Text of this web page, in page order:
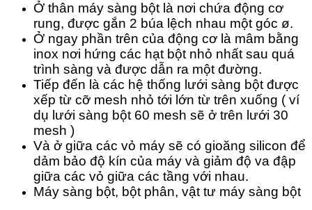
Ở thân máy sàng bột là nơi chứa động cơ
rung, được gắn 2 búa lệch nhau một góc ø.
Ở ngay phần trên của động cơ là mâm bằng
inox nơi hứng các hạt bột nhỏ nhất sau quá
trình sàng và được dẫn ra một đường.
Tiếp đến là các hệ thống lưới sàng bột được
xếp từ cỡ mesh nhỏ tới lớn từ trên xuống ( ví
dụ lưới sàng bột 60 mesh sẽ ở trên lưới 30
mesh )
Và ở giữa các vỏ máy sẽ có gioăng silicon để
dảm bảo độ kín của máy và giảm độ va đập
giữa các vỏ giữa các tầng với nhau.
Máy sàng bột, bột phân, vật tư máy sàng bột